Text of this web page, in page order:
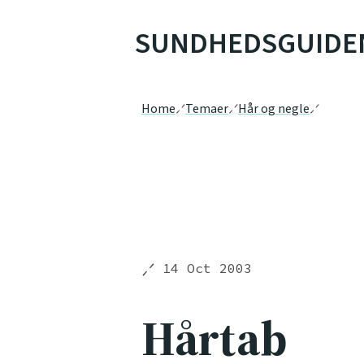
Home Temaer Hår og negle
14 Oct 2003
Hårtab